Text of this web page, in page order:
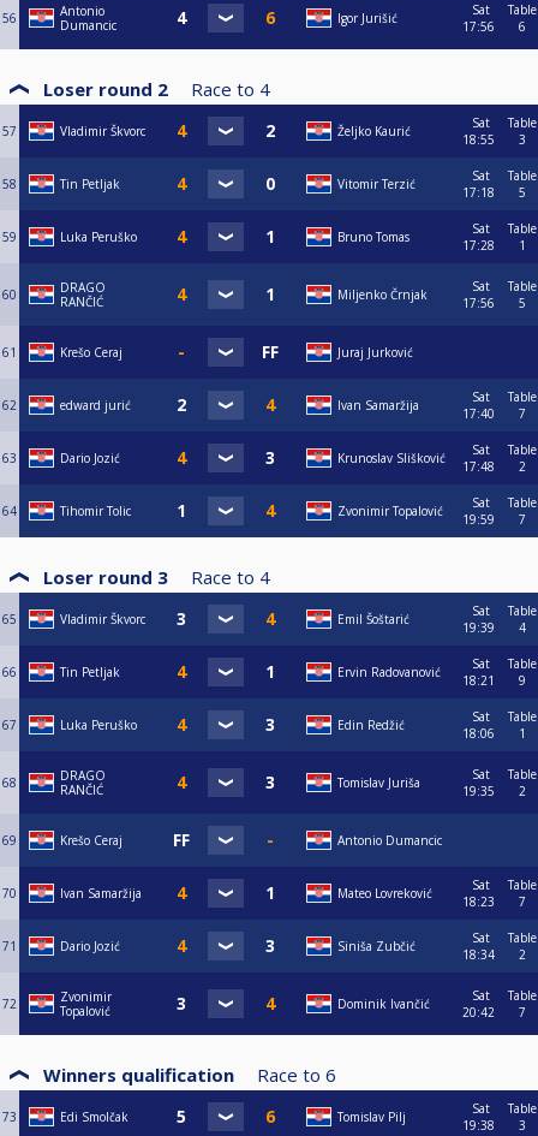
56
Antonio
Dumancic
Igor Jurišić
Sat
17:56
Table
6
Loser round 2 Race to 4
57 Vladimir Škvorc Željko Kaurić
Sat
18:55
Table
3
58 Tin Petljak Vitomir Terzić
Sat
17:18
Table
5
59 Luka Peruško Bruno Tomas
Sat
17:28
Table
1
60
DRAGO
RANČIĆ
Miljenko Črnjak
Sat
17:56
Table
5
61 Krešo Ceraj Juraj Jurković
62 edward jurić Ivan Samaržija
Sat
17:40
Table
7
63 Dario Jozić Krunoslav Slišković
Sat
17:48
Table
2
64 Tihomir Tolic Zvonimir Topalović
Sat
19:59
Table
7
Loser round 3 Race to 4
65 Vladimir Škvorc Emil Šoštarić
Sat
19:39
Table
4
66 Tin Petljak Ervin Radovanović
Sat
18:21
Table
9
67 Luka Peruško Edin Redžić
Sat
18:06
Table
1
68
DRAGO
RANČIĆ
Tomislav Juriša
Sat
19:35
Table
2
69 Krešo Ceraj Antonio Dumancic
70 Ivan Samaržija Mateo Lovreković
Sat
18:23
Table
7
71 Dario Jozić Siniša Zubčić
Sat
18:34
Table
2
72
Zvonimir
Topalović
Dominik Ivančić
Sat
20:42
Table
7
Winners qualification Race to 6
73 Edi Smolčak Tomislav Pilj
Sat
19:38
Table
3